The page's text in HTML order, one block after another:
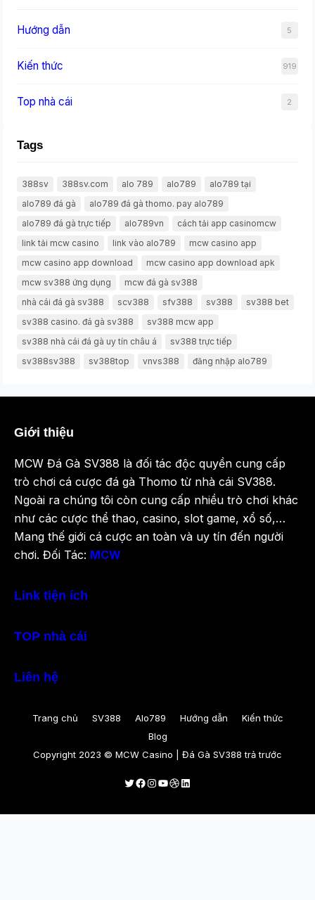
Hướng dẫn 5
Kiến thức 919
Top nhà cái 2
Tags
388sv 388sv.com alo 789 alo789
alo789 tại
alo789 đá gà
alo789 đá gà thomo. pay alo789
alo789 đá gà trực tiếp
alo789vn
cách tải app casinomcw
link tải mcw casino
link vào alo789
mcw casino app
mcw casino app download
mcw casino app download apk
mcw sv388 ứng dụng
mcw đá gà sv388
nhà cái đá gà sv388
scv388 sfv388 sv388
sv388 bet
sv388 casino. đá gà sv388
sv388 mcw app
sv388 nhà cái đá gà uy tín châu á
sv388 trực tiếp
sv388sv388
sv388top vnvs388 đăng nhập alo789
Giới thiệu
MCW Đá Gà SV388 là đối tác độc quyền cung cấp
trò chơi cá cược đá gà Thomo từ nhà cái SV388.
Ngoài ra chúng tôi còn cung cấp nhiều trò chơi khác
như các cược thể thao, casino, slot game, xổ số,…
Mang thế giới cá cược an toàn và uy tín đến người
chơi. Đối Tác: MCW
Link tiện ích
TOP nhà cái
Liên hệ
Trang chủ SV388 Alo789 Hướng dẫn
Kiến thức
Blog
Copyright 2023 © MCW Casino | Đá Gà SV388 trả trước
Twitter
Facebook
Instagram
Youtube
Dribbble
LinkedIn